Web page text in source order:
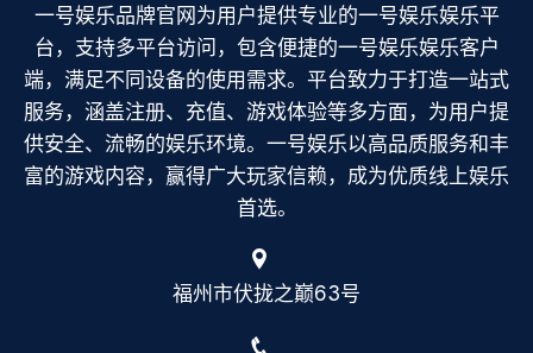
一号娱乐品牌官网为用户提供专业的一号娱乐娱乐平
台，支持多平台访问，包含便捷的一号娱乐娱乐客户
端，满足不同设备的使用需求。平台致力于打造一站式
服务，涵盖注册、充值、游戏体验等多方面，为用户提
供安全、流畅的娱乐环境。一号娱乐以高品质服务和丰
富的游戏内容，赢得广大玩家信赖，成为优质线上娱乐
首选。
福州市伏拢之巅63号